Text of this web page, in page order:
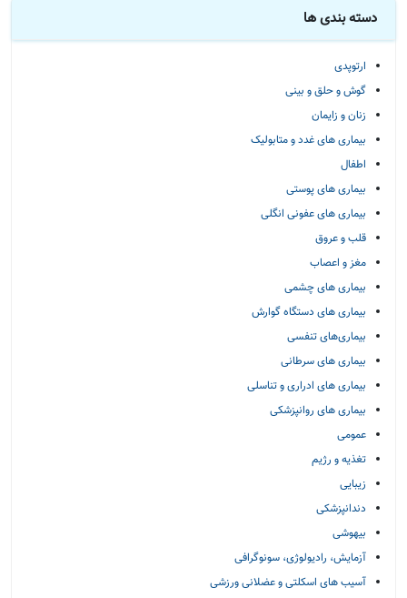
دسته بندی ها
ارتوپدی
گوش و حلق و بینی
زنان و زایمان
بیماری های غدد و متابولیک
اطفال
بیماری های پوستی
بیماری های عفونی انگلی
قلب و عروق
مغز و اعصاب
بیماری های چشمی
بیماری های دستگاه گوارش
بیماری‌های تنفسی
بیماری های سرطانی
بیماری های ادراری و تناسلی
بیماری های روانپزشکی
عمومی
تغذیه و رژیم
زیبایی
دندانپزشکی
بیهوشی
آزمایش، رادیولوژی، سونوگرافی
آسیب های اسکلتی و عضلانی ورزشی